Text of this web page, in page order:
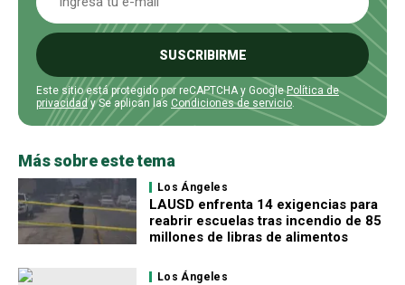
SUSCRIBIRME
Este sitio está protegido por reCAPTCHA y GooglePolítica de
privacidady Se aplican las Condiciones de servicio.
Más sobre este tema
Los Ángeles
LAUSD enfrenta 14 exigencias para
reabrir escuelas tras incendio de 85
millones de libras de alimentos
Los Ángeles